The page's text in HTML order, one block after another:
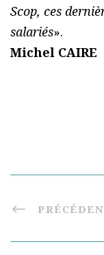
Scop, ces
salariés».
Michel CAIRE